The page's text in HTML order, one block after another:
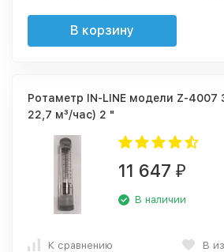
В корзину
Ротаметр IN-LINE модели Z-4007
22,7 м³/час) 2 "
11 647 ₽
В наличии
К сравнению В